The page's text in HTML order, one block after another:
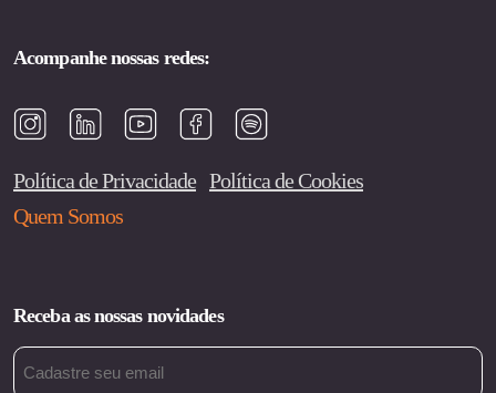
Acompanhe nossas redes:
Política de Privacidade Política de Cookies
Quem Somos
Receba as nossas novidades
Email